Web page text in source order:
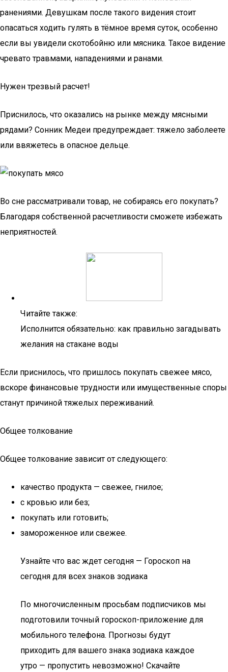
ранениями. Девушкам после такого видения стоит
опасаться ходить гулять в тёмное время суток, особенно
если вы увидели скотобойню или мясника. Такое видение
чревато травмами, нападениями и ранами.
Нужен трезвый расчет!
Приснилось, что оказались на рынке между мясными
рядами? Сонник Медеи предупреждает: тяжело заболеете
или ввяжетесь в опасное дельце.
Во сне рассматривали товар, не собираясь его покупать?
Благодаря собственной расчетливости сможете избежать
неприятностей.
Читайте также:
Исполнится обязательно: как правильно загадывать
желания на стакане воды
Если приснилось, что пришлось покупать свежее мясо,
вскоре финансовые трудности или имущественные споры
станут причиной тяжелых переживаний.
Общее толкование
Общее толкование зависит от следующего:
качество продукта — свежее, гнилое;
с кровью или без;
покупать или готовить;
замороженное или свежее.
Узнайте что вас ждет сегодня — Гороскоп на
сегодня для всех знаков зодиака
По многочисленным просьбам подписчиков мы
подготовили точный гороскоп-приложение для
мобильного телефона. Прогнозы будут
приходить для вашего знака зодиака каждое
утро — пропустить невозможно! Скачайте